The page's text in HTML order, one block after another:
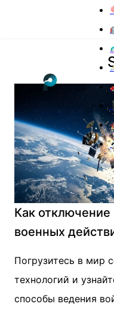
Как
военных
Погрузитесь в мир
технологий и
способы ведения